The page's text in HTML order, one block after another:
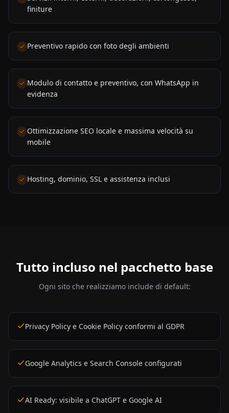
finiture
Preventivo rapido con foto degli ambienti
Modulo di contatto e preventivo, con WhatsApp in
evidenza
Ottimizzazione SEO locale e massima velocità su
mobile
Hosting, dominio, SSL e assistenza inclusi
Tutto incluso nel pacchetto base
Ogni sito che realizziamo include di default:
Privacy Policy e Cookie Policy conformi al GDPR
Google Analytics e Search Console configurati
AI Ready: visibile a ChatGPT e Google AI